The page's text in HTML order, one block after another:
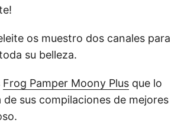
os muestro dos canales para
su belleza.
Frog Pamper Moony Plus que lo
sus compilaciones de mejores